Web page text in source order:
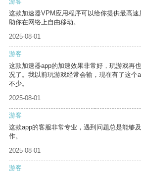
这款加速器VPM应用程序可以给你提供最高
助你在网络上自由移动。
2025-08-01
游客
这款加速器app的加速效果非常好，玩游戏再
况了。我以前玩游戏经常会输，现在有了这个
不少。
2025-08-01
游客
这款app的客服非常专业，遇到问题总是能够
作。
2025-08-01
游客